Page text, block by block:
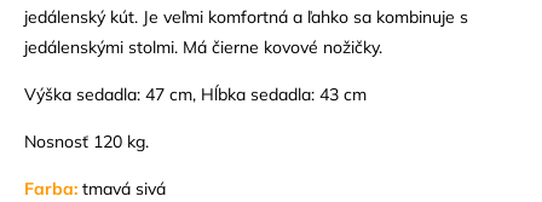
jedálenský kút. Je veľmi komfortná a ľahko sa kombinuje s
jedálenskými stolmi. Má čierne kovové nožičky.
Výška sedadla: 47 cm, Hĺbka sedadla: 43 cm
Nosnosť 120 kg.
Farba: tmavá sivá